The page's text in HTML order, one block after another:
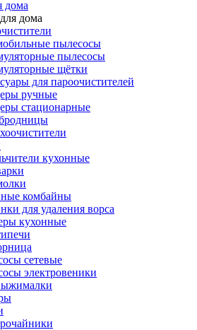
дома
дома
пылесосы
пылесосы
щётки
для пароочистителей
ручные
стационарные
кухонные
комбайны
для удаления ворса
кухонные
сетевые
электровеники